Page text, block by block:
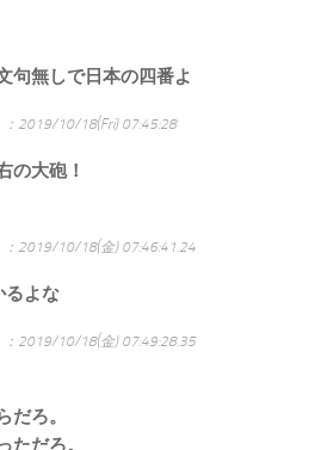
句無しで日本の四番よ
：2019/10/18(Fri) 07:45:28
の大砲！
：2019/10/18(金) 07:46:41.24
るよな
：2019/10/18(金) 07:49:28.35
だろ。
ただろ。